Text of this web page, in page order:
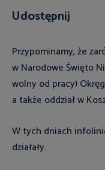
Przypominamy, że
w Narodowe Święto
wolny od pracy)
a także oddział w
W tych dniach
działały.
Udostępnij